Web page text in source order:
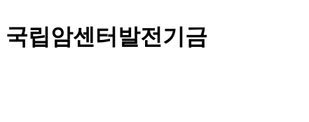
국립암센터발전기금